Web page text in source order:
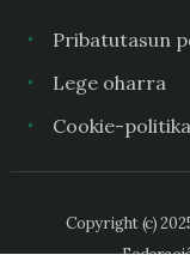
Pribatutasun
Lege oharra
Cookie-politika
Copyright (c)